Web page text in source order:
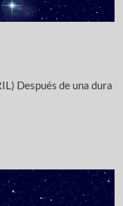
Después de una dura